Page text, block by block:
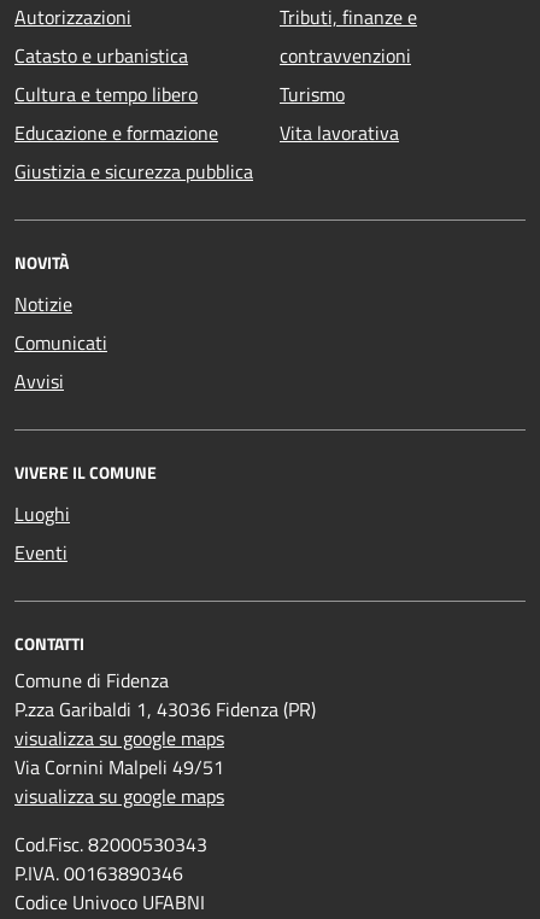
Autorizzazioni
Catasto e urbanistica
Cultura e tempo libero
Educazione e formazione
Giustizia e sicurezza pubblica
Tributi, finanze e
contravvenzioni
Turismo
Vita lavorativa
NOVITÀ
Notizie
Comunicati
Avvisi
VIVERE IL COMUNE
Luoghi
Eventi
CONTATTI
Comune di Fidenza
P.zza Garibaldi 1, 43036 Fidenza (PR)
visualizza su google maps
Via Cornini Malpeli 49/51
visualizza su google maps
Cod.Fisc. 82000530343
P.IVA. 00163890346
Codice Univoco UFABNI